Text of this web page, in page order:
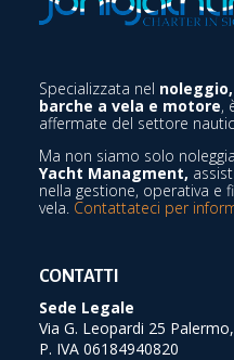
Specializzata nel
barche a vela e motore,
affermate del settore
Ma non siamo solo
Yacht Managment,
nella gestione, operativa e
vela. Contattateci per
CONTATTI
Sede Legale
Via G. Leopardi 25
P. IVA 06184940820